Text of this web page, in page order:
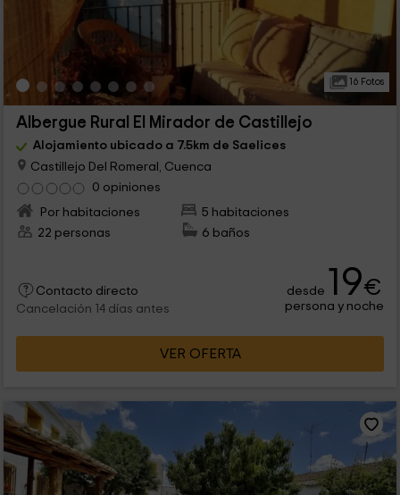
16 Fotos
Albergue Rural El Mirador de Castillejo
Alojamiento ubicado a 7.5km de Saelices
Castillejo Del Romeral, Cuenca
0 opiniones
Por habitaciones
5 habitaciones
22 personas
6 baños
Contacto directo
Cancelación 14 días antes
desde 19€
persona y noche
VER OFERTA